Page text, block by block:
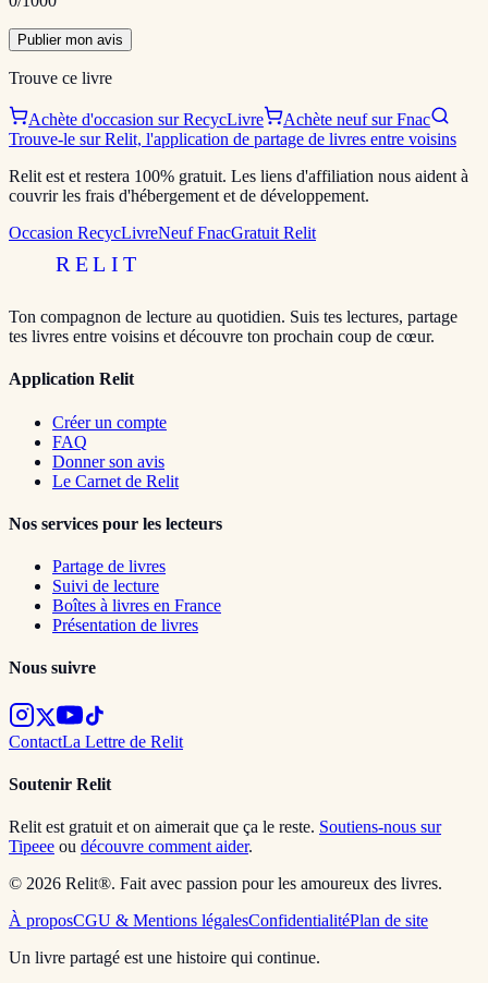
Publier mon avis
Trouve ce livre
Achète d'occasion sur RecycLivre
Achète neuf sur Fnac
Trouve-le sur Relit, l'application de partage de livres entre voisins
Relit est et restera 100% gratuit. Les liens d'affiliation nous aident à
couvrir les frais d'hébergement et de développement.
Occasion RecycLivreNeuf FnacGratuit Relit
RELIT
Ton compagnon de lecture au quotidien. Suis tes lectures, partage
tes livres entre voisins et découvre ton prochain coup de cœur.
Application Relit
Créer un compte
FAQ
Donner son avis
Le Carnet de Relit
Nos services pour les lecteurs
Partage de livres
Suivi de lecture
Boîtes à livres en France
Présentation de livres
Nous suivre
ContactLa Lettre de Relit
Soutenir Relit
Relit est gratuit et on aimerait que ça le reste. Soutiens-nous sur
Tipeee ou découvre comment aider.
© 2026 Relit®. Fait avec passion pour les amoureux des livres.
À proposCGU & Mentions légalesConfidentialitéPlan de site
Un livre partagé est une histoire qui continue.